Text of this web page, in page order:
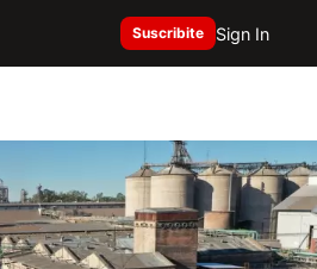
Suscribite Sign In